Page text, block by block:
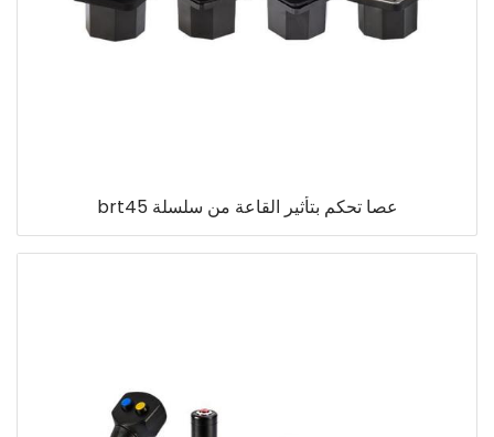
عصا تحكم بتأثير القاعة من سلسلة brt45